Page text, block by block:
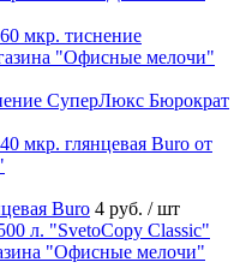
СуперЛюкс Бюрократ
Buro 4 руб. / шт